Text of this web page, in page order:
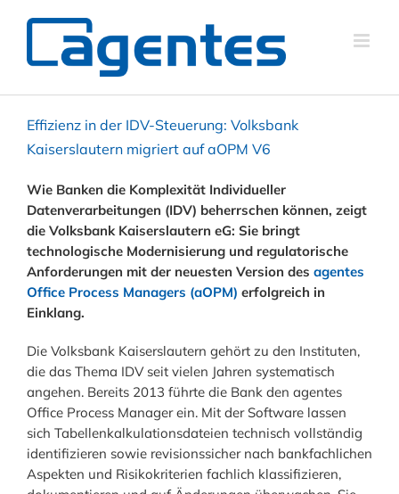
Effizienz in der IDV-Steuerung: Volksbank
Kaiserslautern migriert auf aOPM V6
Wie Banken die Komplexität Individueller
Datenverarbeitungen (IDV) beherrschen können, zeigt
die Volksbank Kaiserslautern eG: Sie bringt
technologische Modernisierung und regulatorische
Anforderungen mit der neuesten Version des agentes
Office Process Managers (aOPM) erfolgreich in
Einklang.
Die Volksbank Kaiserslautern gehört zu den Instituten,
die das Thema IDV seit vielen Jahren systematisch
angehen. Bereits 2013 führte die Bank den agentes
Office Process Manager ein. Mit der Software lassen
sich Tabellenkalkulationsdateien technisch vollständig
identifizieren sowie revisionssicher nach bankfachlichen
Aspekten und Risikokriterien fachlich klassifizieren,